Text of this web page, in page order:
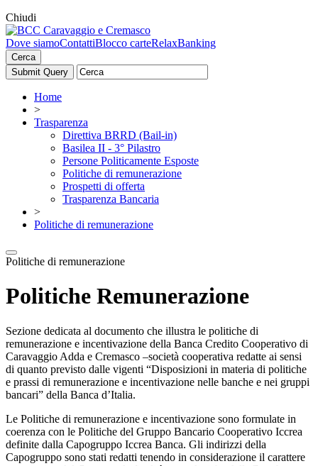
Chiudi
Dove siamoContattiBlocco carteRelaxBanking
Cerca
Home
>
Trasparenza
Direttiva BRRD (Bail-in)
Basilea II - 3° Pilastro
Persone Politicamente Esposte
Politiche di remunerazione
Prospetti di offerta
Trasparenza Bancaria
>
Politiche di remunerazione
Politiche di remunerazione
Politiche Remunerazione
Sezione dedicata al documento che illustra le politiche di
remunerazione e incentivazione della Banca Credito Cooperativo di
Caravaggio Adda e Cremasco –società cooperativa redatte ai sensi
di quanto previsto dalle vigenti “Disposizioni in materia di politiche
e prassi di remunerazione e incentivazione nelle banche e nei gruppi
bancari” della Banca d’Italia.
Le Politiche di remunerazione e incentivazione sono formulate in
coerenza con le Politiche del Gruppo Bancario Cooperativo Iccrea
definite dalla Capogruppo Iccrea Banca. Gli indirizzi della
Capogruppo sono stati redatti tenendo in considerazione il carattere